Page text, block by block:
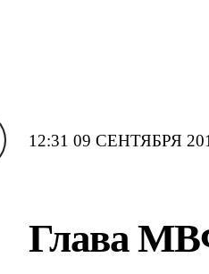
12:31 09 СЕНТЯБРЯ
Глава